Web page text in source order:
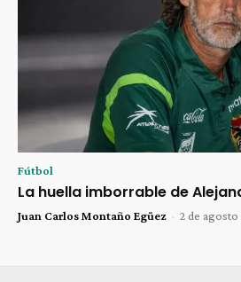
Fútbol
La huella imborrable de
Juan Carlos Montaño Egüez - 2 de agosto